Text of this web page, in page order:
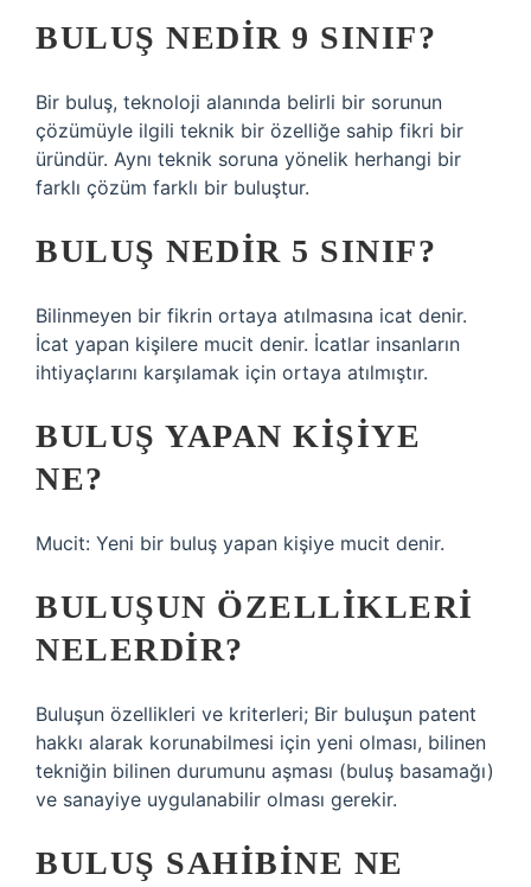
BULUŞ NEDIR 9 SINIF?
Bir buluş, teknoloji alanında belirli bir sorunun
çözümüyle ilgili teknik bir özelliğe sahip fikri bir
üründür. Aynı teknik soruna yönelik herhangi bir
farklı çözüm farklı bir buluştur.
BULUŞ NEDIR 5 SINIF?
Bilinmeyen bir fikrin ortaya atılmasına icat denir.
İcat yapan kişilere mucit denir. İcatlar insanların
ihtiyaçlarını karşılamak için ortaya atılmıştır.
BULUŞ YAPAN KIŞIYE
NE?
Mucit: Yeni bir buluş yapan kişiye mucit denir.
BULUŞUN ÖZELLIKLERI
NELERDIR?
Buluşun özellikleri ve kriterleri; Bir buluşun patent
hakkı alarak korunabilmesi için yeni olması, bilinen
tekniğin bilinen durumunu aşması (buluş basamağı)
ve sanayiye uygulanabilir olması gerekir.
BULUŞ SAHIBINE NE